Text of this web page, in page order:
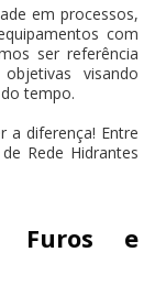
em processos,
com
ser referência
visando
tempo.
a diferença! Entre
Rede Hidrantes
Furos e